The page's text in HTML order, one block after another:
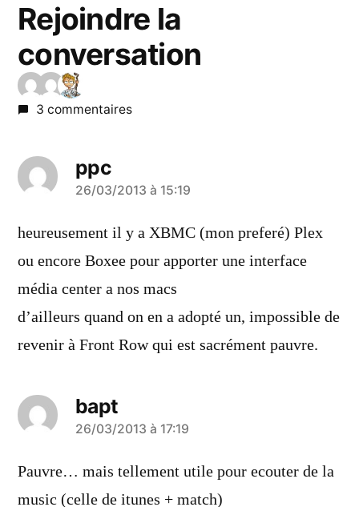
Rejoindre la
conversation
3 commentaires
ppc
a
dit :
26/03/2013 à 15:19
heureusement il y a XBMC (mon preferé) Plex
ou encore Boxee pour apporter une interface
média center a nos macs
d’ailleurs quand on en a adopté un, impossible de
revenir à Front Row qui est sacrément pauvre.
bapt
a
dit :
26/03/2013 à 17:19
Pauvre… mais tellement utile pour ecouter de la
music (celle de itunes + match)